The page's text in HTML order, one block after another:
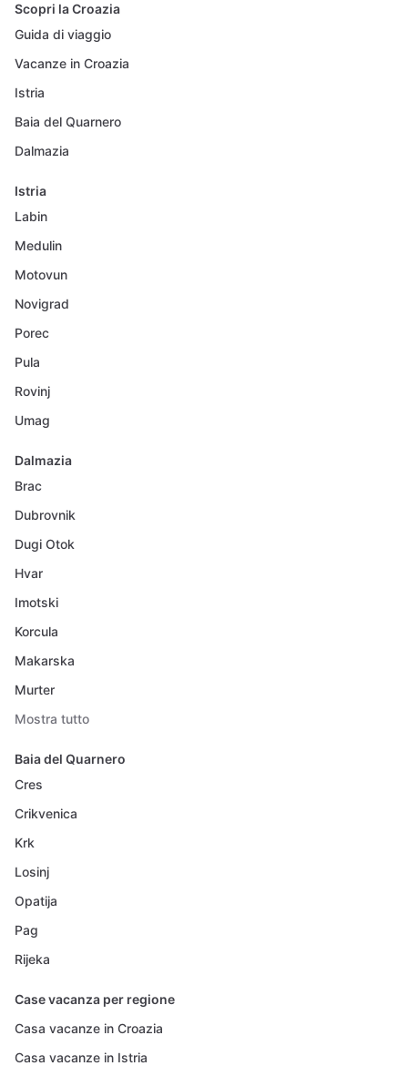
Scopri la Croazia
Guida di viaggio
Vacanze in Croazia
Istria
Baia del Quarnero
Dalmazia
Istria
Labin
Medulin
Motovun
Novigrad
Porec
Pula
Rovinj
Umag
Dalmazia
Brac
Dubrovnik
Dugi Otok
Hvar
Imotski
Korcula
Makarska
Murter
Mostra tutto
Baia del Quarnero
Cres
Crikvenica
Krk
Losinj
Opatija
Pag
Rijeka
Case vacanza per regione
Casa vacanze in Croazia
Casa vacanze in Istria